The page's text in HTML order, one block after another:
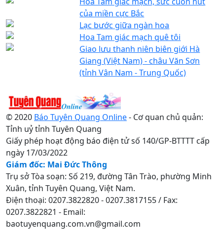
của miền cực Bắc
Lạc bước giữa ngàn hoa
Hoa Tam giác mạch quê tôi
Giao lưu thanh niên biên giới Hà
Giang (Việt Nam) - châu Văn Sơn
(tỉnh Vân Nam - Trung Quốc)
© 2020 Báo Tuyên Quang Online- Cơ quan chủ quản:
Tỉnh uỷ tỉnh Tuyên Quang
Giấy phép hoạt động báo điện tử số 140/GP-BTTTT cấp
ngày 17/03/2022
Giám đốc: Mai Đức Thông
Trụ sở Tòa soạn: Số 219, đường Tân Trào, phường Minh
Xuân, tỉnh Tuyên Quang, Việt Nam.
Điện thoại: 0207.3822820 - 0207.3817155 / Fax:
0207.3822821 - Email:
baotuyenquang.com.vn@gmail.com